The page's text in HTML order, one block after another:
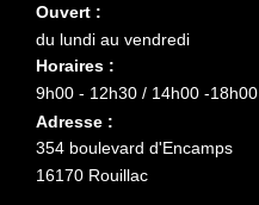
Ouvert :
du lundi au vendredi
Horaires :
9h00 - 12h30 / 14h00 -18h00
Adresse :
354 boulevard d'Encamps
16170 Rouillac